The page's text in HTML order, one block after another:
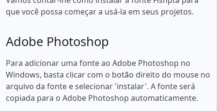
que você possa começar a usá-la em seus projetos.
Adobe Photoshop
Para adicionar uma fonte ao Adobe Photoshop no
Windows, basta clicar com o botão direito do mouse no
arquivo da fonte e selecionar 'instalar'. A fonte será
copiada para o Adobe Photoshop automaticamente.